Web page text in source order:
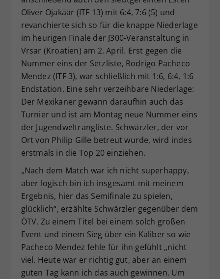
Oliver Ojakäär (ITF 13) mit 6:4, 7:6 (5) und
revanchierte sich so für die knappe Niederlage
im heurigen Finale der J300-Veranstaltung in
Vrsar (Kroatien) am 2. April. Erst gegen die
Nummer eins der Setzliste, Rodrigo Pacheco
Mendez (ITF 3), war schließlich mit 1:6, 6:4, 1:6
Endstation. Eine sehr verzeihbare Niederlage:
Der Mexikaner gewann daraufhin auch das
Turnier und ist am Montag neue Nummer eins
der Jugendweltrangliste. Schwärzler, der vor
Ort von Philip Gille betreut wurde, wird indes
erstmals in die Top 20 einziehen.
„Nach dem Match war ich nicht superhappy,
aber logisch bin ich insgesamt mit meinem
Ergebnis, hier das Semifinale zu spielen,
glücklich“, erzählte Schwärzler gegenüber dem
ÖTV. Zu einem Titel bei einem solch großen
Event und einem Sieg über ein Kaliber so wie
Pacheco Mendez fehle für ihn gefühlt „nicht
viel. Heute war er richtig gut, aber an einem
guten Tag kann ich das auch gewinnen. Um